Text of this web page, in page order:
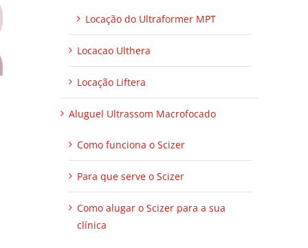
Locação do Ultraformer MPT
Locacao Ulthera
Locação Liftera
Aluguel Ultrassom Macrofocado
Como funciona o Scizer
Para que serve o Scizer
Como alugar o Scizer para a sua
clínica